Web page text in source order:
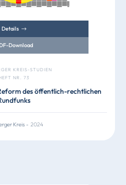
Details
Download
KREIS-STUDIEN
NR. 73
des öffentlich-rechtlichen
Kreis - 2024